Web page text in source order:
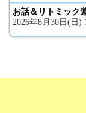
お話＆リトミック
2026年8月30日(日)